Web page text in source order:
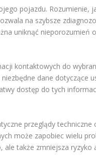
pojazdu. Rozumienie,
na szybsze
uniknąć nieporozumień
kontaktowych do
dane dotyczące
dostęp do tych
przeglądy techniczne
może zapobiec wielu
także zmniejsza ryzyko